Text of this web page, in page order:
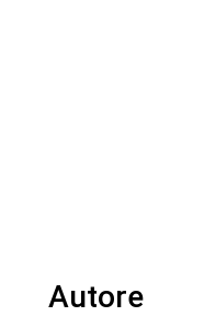
Autore